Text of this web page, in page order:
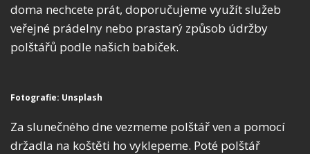
doma nechcete prát, doporučujeme využít služeb
veřejné prádelny nebo prastarý způsob údržby
polštářů podle našich babiček.
Fotografie: Unsplash
Za slunečného dne vezmeme polštář ven a pomocí
držadla na koštěti ho vyklepeme. Poté polštář